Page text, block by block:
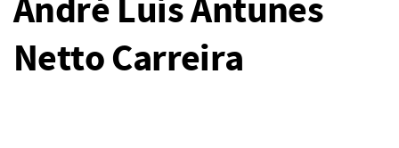
André Luís Antunes
Netto Carreira